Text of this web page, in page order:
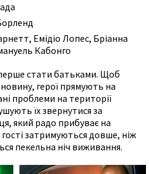
, Емідіо Лопес, Бріанна
Кабонго
стати батьками. Щоб
герої прямують на
проблеми на території
їх звернутися за
який радо прибуває на
затримуються довше, ніж
пекельна ніч виживання.